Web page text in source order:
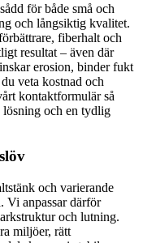
för både små och
och långsiktig kvalitet.
fiberhalt och
resultat – även där
erosion, binder fukt
veta kostnad och
kontaktformulär så
och en tydlig
och varierande
Vi anpassar därför
och lutning.
miljöer, rätt